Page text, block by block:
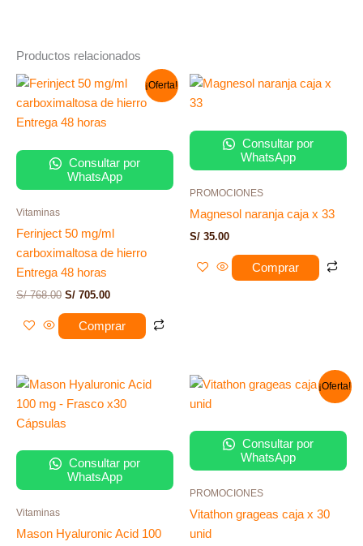
Productos relacionados
¡Oferta!
Consultar por
WhatsApp
Vitaminas
Ferinject 50 mg/ml
carboximaltosa de hierro
Entrega 48 horas
S/768.00
El
original
era:
S/ 705.00
El
precio
actual
Comprar
Consultar por
WhatsApp
PROMOCIONES
Magnesol naranja caja x 33
S/ 35.00
Comprar
Consultar por
WhatsApp
Vitaminas
Mason Hyaluronic Acid 100
¡Oferta!
Consultar por
WhatsApp
PROMOCIONES
Vitathon grageas caja x 30
unid
El
precio
El